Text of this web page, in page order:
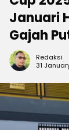
Januari
Gajah
Redaksi
31